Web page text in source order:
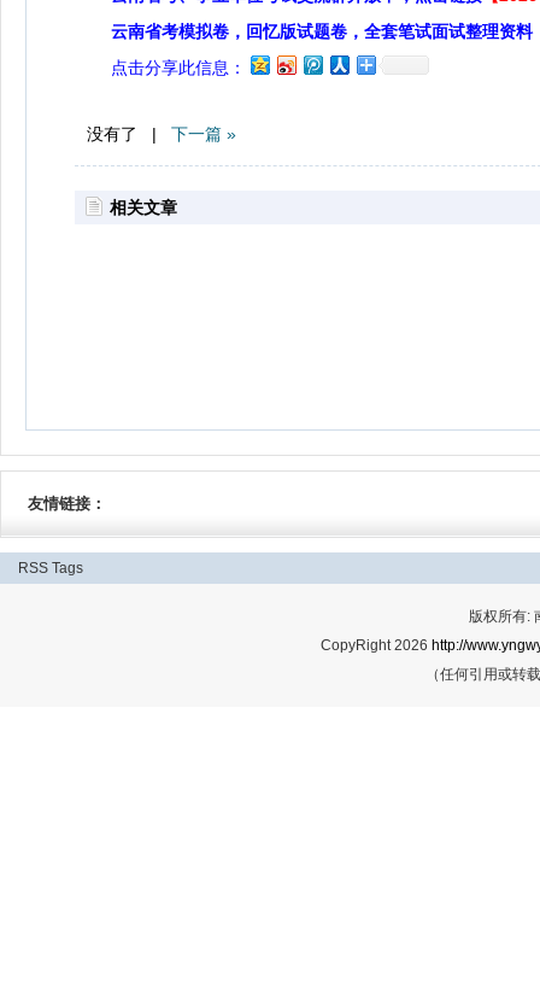
云南省考模拟卷，回忆版试题卷，全套笔试面试整理资料
点击分享此信息：
没有了 | 下一篇 »
相关文章
友情链接：
RSS Tags
版权所有:
CopyRight 2026 http://
（任何引用或转